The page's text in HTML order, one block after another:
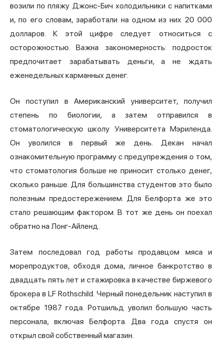
возили по пляжу Джонс-Бич холодильники с напитками
и, по его словам, заработали на одном из них 20 000
долларов. К этой цифре следует относиться с
осторожностью. Важна закономерность: подросток
предпочитает зарабатывать деньги, а не ждать
еженедельных карманных денег.
Он поступил в Американский университет, получил
степень по биологии, а затем отправился в
стоматологическую школу Университета Мэриленда.
Он уволился в первый же день. Декан начал
ознакомительную программу с предупреждения о том,
что стоматология больше не приносит столько денег,
сколько раньше. Для большинства студентов это было
полезным предостережением. Для Белфорта же это
стало решающим фактором. В тот же день он поехал
обратно на Лонг-Айленд.
Затем последовал год работы продавцом мяса и
морепродуктов, обходя дома, личное банкротство в
двадцать пять лет и стажировка в качестве биржевого
брокера в LF Rothschild. Черный понедельник наступил в
октябре 1987 года. Ротшильд уволил большую часть
персонала, включая Белфорта. Два года спустя он
открыл свой собственный магазин.